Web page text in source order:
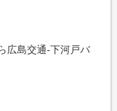
広島交通-下河戸バ